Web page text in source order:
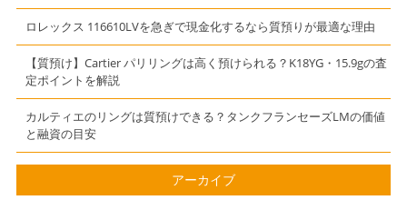
ロレックス 116610LVを急ぎで現金化するなら質預りが最適な理由
【質預け】Cartier パリリングは高く預けられる？K18YG・15.9gの査
定ポイントを解説
カルティエのリングは質預けできる？タンクフランセーズLMの価値
と融資の目安
アーカイブ